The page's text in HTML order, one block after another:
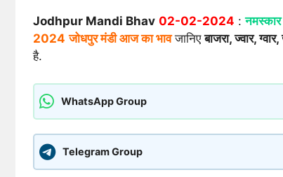
Jodhpur Mandi Bhav 02-02-2024 :नमस्कार
2024 जोधपुर मंडी आज का भावजानिएबाजरा, ज्वार,
है.
WhatsApp Group
Telegram Group